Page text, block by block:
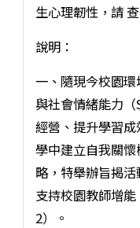
生心理韌性，請 查
說明：
一、隨現今校園
與社會情緒能力
經營、提升學習
學中建立自我關
略，特舉辦旨揭活
支持校園教師增
2）。